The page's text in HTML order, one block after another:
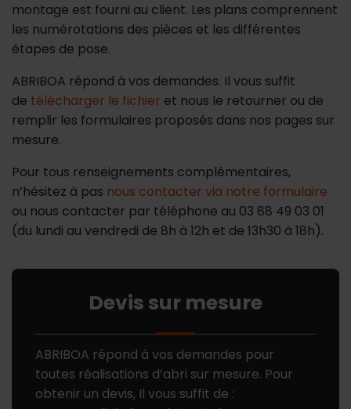
montage est fourni au client. Les plans comprennent
les numérotations des pièces et les différentes
étapes de pose.
ABRIBOA répond à vos demandes. Il vous suffit
de télécharger le fichier et nous le retourner ou de
remplir les formulaires proposés dans nos pages sur
mesure.
Pour tous renseignements complémentaires,
n’hésitez à pas nous contacter via notre formulaire
ou nous contacter par téléphone au 03 88 49 03 01
(du lundi au vendredi de 8h à 12h et de 13h30 à 18h).
Devis sur mesure
ABRIBOA répond à vos demandes pour
toutes réalisations d’abri sur mesure. Pour
obtenir un devis, Il vous suffit de :